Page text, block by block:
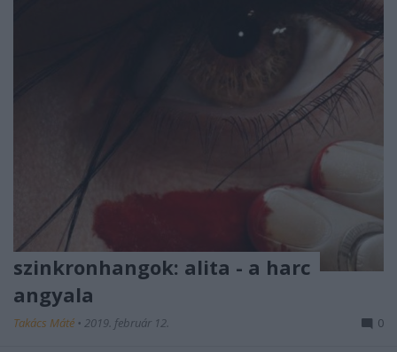
szinkronhangok: alita - a harc
angyala
Takács Máté • 2019. február 12. 0